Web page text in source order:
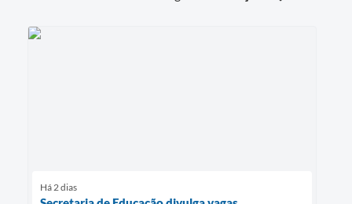
Há 2 dias